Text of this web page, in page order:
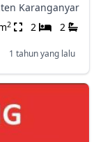
Karanganyar
2 2 2
1 tahun yang lalu